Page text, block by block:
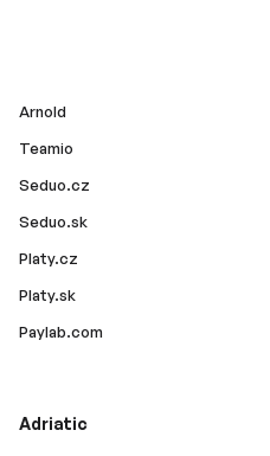
Arnold
Teamio
Seduo.cz
Seduo.sk
Platy.cz
Platy.sk
Paylab.com
Adriatic